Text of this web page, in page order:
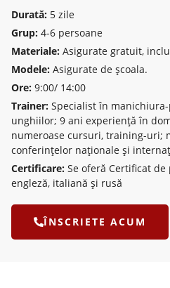
Durată: 5 zile
Grup: 4-6 persoane
Materiale: Asigurate gratuit,
Modele: Asigurate de școala.
Ore: 9:00/ 14:00
Trainer: Specialist în
unghiilor; 9 ani experiență în
numeroase cursuri, training-uri;
conferințelor naționale și
Certificare: Se oferă Certificat
engleză, italiană şi rusă
ÎNSCRIETE ACUM